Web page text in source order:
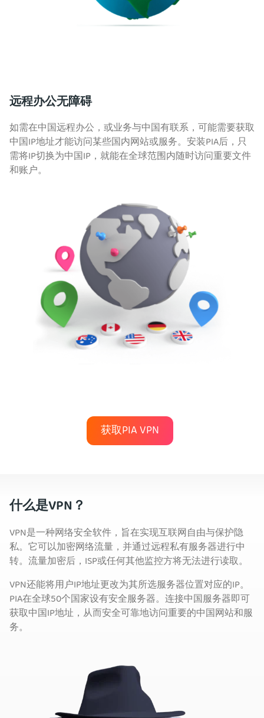
远程办公无障碍
如需在中国远程办公，或业务与中国有联系，可能需要获取
中国IP地址才能访问某些国内网站或服务。安装PIA后，只
需将IP切换为中国IP，就能在全球范围内随时访问重要文件
和账户。
获取PIA VPN
什么是VPN？
VPN是一种网络安全软件，旨在实现互联网自由与保护隐
私。它可以加密网络流量，并通过远程私有服务器进行中
转。流量加密后，ISP或任何其他监控方将无法进行读取。
VPN还能将用户IP地址更改为其所选服务器位置对应的IP。
PIA在全球50个国家设有安全服务器。连接中国服务器即可
获取中国IP地址，从而安全可靠地访问重要的中国网站和服
务。